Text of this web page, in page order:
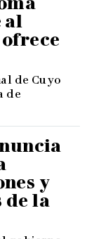
al
de Cuyo
de
y
de la